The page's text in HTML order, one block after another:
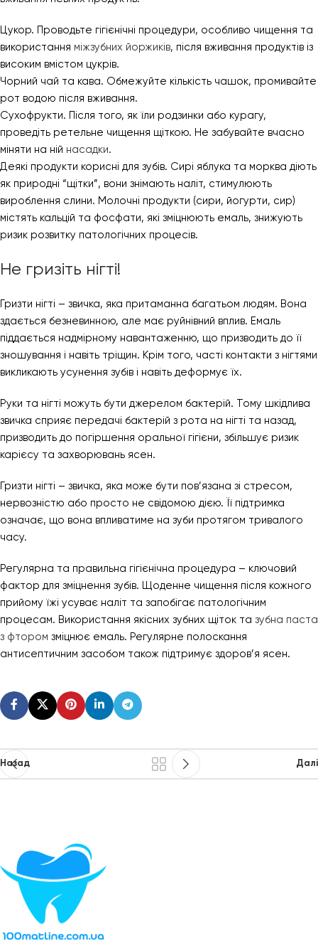
Цукор. Проводьте гігієнічні процедури, особливо чищення та
використання міжзубних йоржиків, після вживання продуктів із
високим вмістом цукрів.
Чорний чай та кава. Обмежуйте кількість чашок, промивайте
рот водою після вживання.
Сухофрукти. Після того, як їли родзинки або курагу,
проведіть ретельне чищення щіткою. Не забувайте вчасно
міняти на ній насадки.
Деякі продукти корисні для зубів. Сирі яблука та морква діють
як природні “щітки”, вони знімають наліт, стимулюють
вироблення слини. Молочні продукти (сири, йогурти, сир)
містять кальцій та фосфати, які зміцнюють емаль, знижують
ризик розвитку патологічних процесів.
Не гризіть нігті!
Гризти нігті – звичка, яка притаманна багатьом людям. Вона
здається безневинною, але має руйнівний вплив. Емаль
піддається надмірному навантаженню, що призводить до її
зношування і навіть тріщин. Крім того, часті контакти з нігтями
викликають усунення зубів і навіть деформує їх.
Руки та нігті можуть бути джерелом бактерій. Тому шкідлива
звичка сприяє передачі бактерій з рота на нігті та назад,
призводить до погіршення оральної гігієни, збільшує ризик
карієсу та захворювань ясен.
Гризти нігті – звичка, яка може бути пов’язана зі стресом,
нервозністю або просто не свідомою дією. Її підтримка
означає, що вона впливатиме на зуби протягом тривалого
часу.
Регулярна та правильна гігієнічна процедура – ​​ключовий
фактор для зміцнення зубів. Щоденне чищення після кожного
прийому їжі усуває наліт та запобігає патологічним
процесам. Використання якісних зубних щіток та зубна паста
з фтором зміцнює емаль. Регулярне полоскання
антисептичним засобом також підтримує здоров’я ясен.
Назад Далі